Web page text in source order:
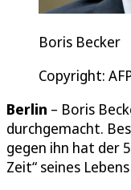
Boris Becker
Copyright:
Berlin – Boris
durchgemacht.
gegen ihn hat der
Zeit“ seines